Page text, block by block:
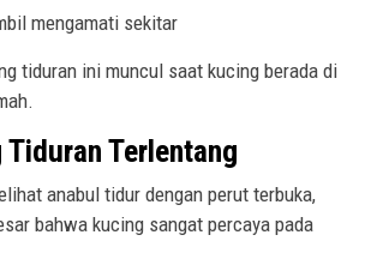
mengamati sekitar
tiduran ini muncul saat kucing berada di
Terlentang
anabul tidur dengan perut terbuka,
bahwa kucing sangat percaya pada